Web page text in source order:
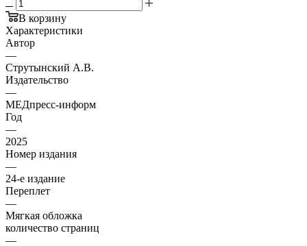
В корзину
Характеристики
Автор
—
Струтынский А.В.
Издательство
—
МЕДпресс-информ
Год
—
2025
Номер издания
—
24-е издание
Переплет
—
Мягкая обложка
количество страниц
—